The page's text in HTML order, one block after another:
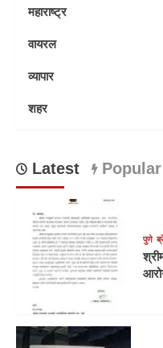
महाराष्ट्र
वायरल
व्यापार
शहर
Latest Popular
पुणे